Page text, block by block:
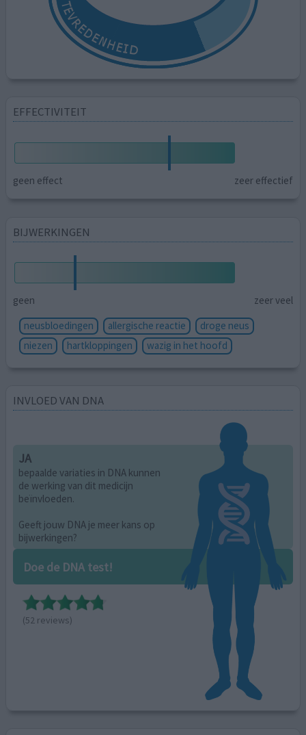
EFFECTIVITEIT
geen effect zeer effectief
BIJWERKINGEN
geen
zeer veel
neusbloedingen
allergische reactie
droge neus
niezen
hartkloppingen wazig in het hoofd
INVLOED VAN DNA
JA
bepaalde variaties in DNA kunnen
de werking van dit medicijn
beïnvloeden.
Geeft jouw DNA je meer kans op
bijwerkingen?
Doe de DNA test!
(52 reviews)